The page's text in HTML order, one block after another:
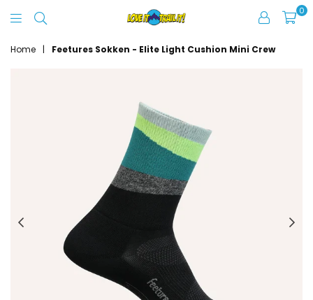
It
0
Home | Feetures Sokken - Elite Light Cushion Mini Crew